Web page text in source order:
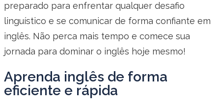
preparado para enfrentar qualquer desafio
linguístico e se comunicar de forma confiante em
inglês. Não perca mais tempo e comece sua
jornada para dominar o inglês hoje mesmo!
Aprenda inglês de forma
eficiente e rápida